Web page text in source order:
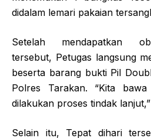
didalam lemari pakaian
Setelah mendapatkan
tersebut, Petugas langsung
beserta barang bukti Pil
Polres Tarakan. “Kita
dilakukan proses tindak
Selain itu, Tepat dihari